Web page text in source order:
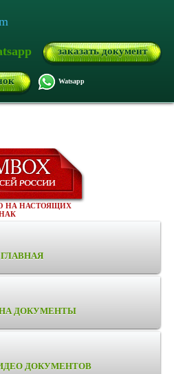
заказать документ
Watsapp
НА НАСТОЯЩИХ
ГЛАВНАЯ
ДОКУМЕНТЫ
ДОКУМЕНТОВ